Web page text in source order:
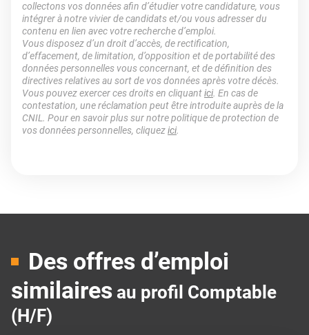
collectons vos données afin d’étudier votre candidature, vous
intégrer à notre vivier de candidats et/ou vous adresser du
contenu en lien avec votre recherche d’emploi.
Vous disposez d’un droit d’accès, de rectification,
d’effacement, de limitation, d’opposition et de portabilité des
données personnelles vous concernant, et de définition des
directives relatives au sort de vos données après votre décès.
Vous pouvez exercer ces droits en cliquantici. En cas de
contestation, une réclamation peut être introduite auprès de la
CNIL. Pour en savoir plus sur notre politique de protection de
vos données personnelles, cliquezici.
Des offres d’emploi
similaires au profil Comptable
(H/F)